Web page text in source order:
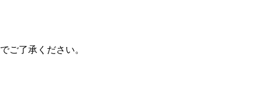
ご了承ください。